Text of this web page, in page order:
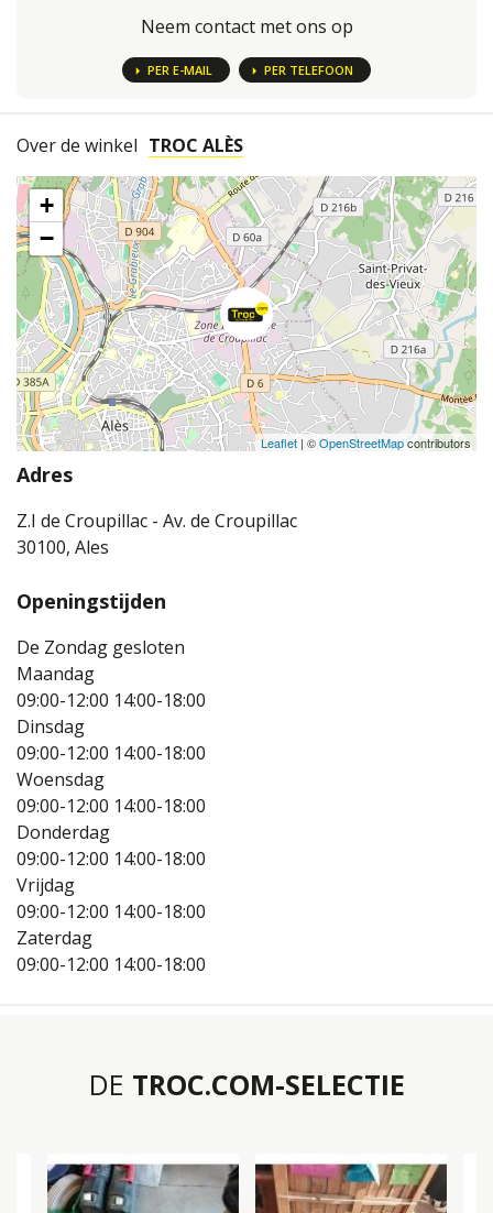
Neem contact met ons op
PER E-MAIL PER TELEFOON
Over de winkel TROC ALÈS
+
−
Leaflet | ©OpenStreetMapcontributors
Adres
Z.I de Croupillac - Av. de Croupillac
30100, Ales
Openingstijden
De Zondag gesloten
Maandag
09:00-12:00 14:00-18:00
Dinsdag
09:00-12:00 14:00-18:00
Woensdag
09:00-12:00 14:00-18:00
Donderdag
09:00-12:00 14:00-18:00
Vrijdag
09:00-12:00 14:00-18:00
Zaterdag
09:00-12:00 14:00-18:00
DE TROC.COM-SELECTIE